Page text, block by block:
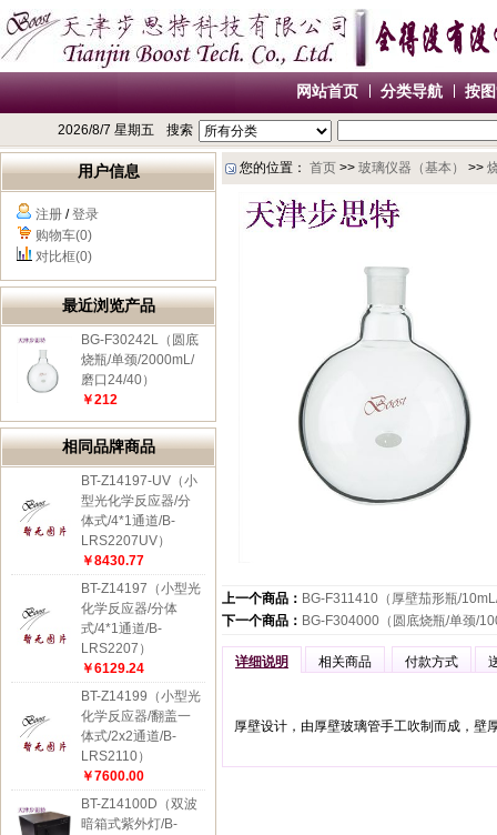
网站首页 分类导航 按
2026/8/7 星期五 搜索
用户信息
注册 /登录
购物车(0)
对比框(0)
最近浏览产品
BG-F30242L（圆底
烧瓶/单颈/2000mL/
磨口24/40）
￥212
相同品牌商品
BT-Z14197-UV（小
型光化学反应器/分
体式/4*1通道/B-
LRS2207UV）
￥8430.77
BT-Z14197（小型光
化学反应器/分体
式/4*1通道/B-
LRS2207）
￥6129.24
BT-Z14199（小型光
化学反应器/翻盖一
体式/2x2通道/B-
LRS2110）
￥7600.00
BT-Z14100D（双波
暗箱式紫外灯/B-
您的位置： 首页 >> 玻璃仪器（基本） >>
上一个商品： BG-F311410（厚壁茄形瓶/
下一个商品： BG-F304000（圆底烧瓶/单颈/
详细说明 相关商品 付款方式
厚壁设计，由厚壁玻璃管手工吹制而成，壁